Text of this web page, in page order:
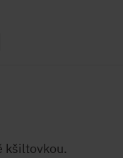
kšiltovkou.